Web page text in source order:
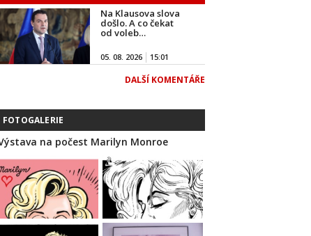
Na Klausova slova
došlo. A co čekat
od voleb…
05. 08. 2026 15:01
DALŠÍ KOMENTÁŘE
FOTOGALERIE
na počest Marilyn Monroe